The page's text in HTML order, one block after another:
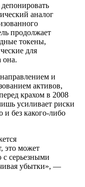
аналог
продолжает
токены,
для
она.
и
активов,
крахом в 2008
усиливает риски
без какого-либо
это может
серьезными
убытки», —